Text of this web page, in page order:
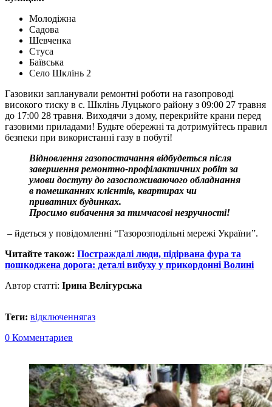
Молодіжна
Садова
Шевченка
Стуса
Баївська
Село Шклінь 2
Газовики запланували ремонтні роботи на газопроводі
високого тиску в с. Шклінь Луцького району з 09:00 27 травня
до 17:00 28 травня. Виходячи з дому, перекрийте крани перед
газовими приладами! Будьте обережні та дотримуйтесь правил
безпеки при використанні газу в побуті!
Відновлення газопостачання відбудеться після
завершення ремонтно-профілактичних робіт за
умови доступу до газоспоживаючого обладнання
в помешканнях клієнтів, квартирах чи
приватних будинках.
Просимо вибачення за тимчасові незручності!
– йдеться у повідомленні “Газорозподільні мережі України”.
Читайте також: Постраждалі люди, підірвана фура та
пошкоджена дорога: деталі вибуху у прикордонні Волині
Автор статті: Ірина Велігурська
Теги: відключеннягаз
0 Комментариев